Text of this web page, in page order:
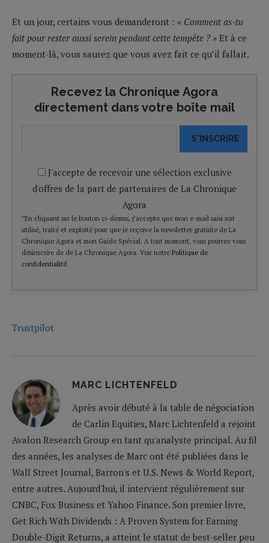
Et un jour, certains vous demanderont : « Comment as-tu
fait pour rester aussi serein pendant cette tempête ? » Et à ce
moment-là, vous saurez que vous avez fait ce qu’il fallait.
Recevez la Chronique Agora
directement dans votre boîte mail
S'INSCRIRE
J'accepte de recevoir une sélection exclusive
d'offres de la part de partenaires de La Chronique
Agora
*En cliquant sur le bouton ci-dessus, j’accepte que mon e-mail saisi soit
utilisé, traité et exploité pour que je reçoive la newsletter gratuite de La
Chronique Agora et mon Guide Spécial. A tout moment, vous pourrez vous
désinscrire de de La Chronique Agora. Voir notre Politique de
confidentialité.
Trustpilot
MARC LICHTENFELD
Après avoir débuté à la table de négociation
de Carlin Equities, Marc Lichtenfeld a rejoint
Avalon Research Group en tant qu'analyste principal. Au fil
des années, les analyses de Marc ont été publiées dans le
Wall Street Journal, Barron's et U.S. News & World Report,
entre autres. Aujourd'hui, il intervient régulièrement sur
CNBC, Fox Business et Yahoo Finance. Son premier livre,
Get Rich With Dividends : A Proven System for Earning
Double-Digit Returns, a atteint le statut de best-seller peu